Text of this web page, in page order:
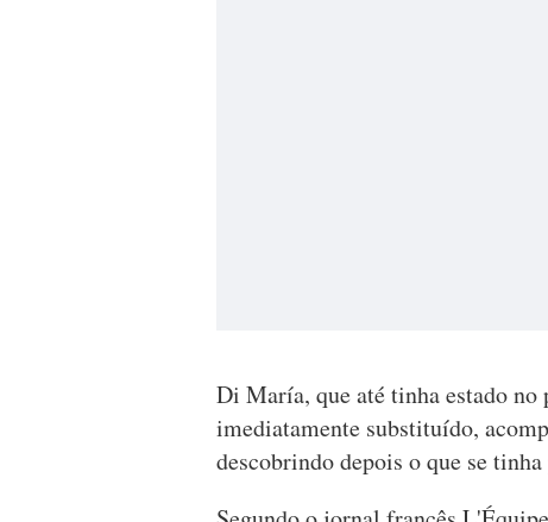
Di María, que até tinha estado
imediatamente substituído,
descobrindo depois o que se tinha